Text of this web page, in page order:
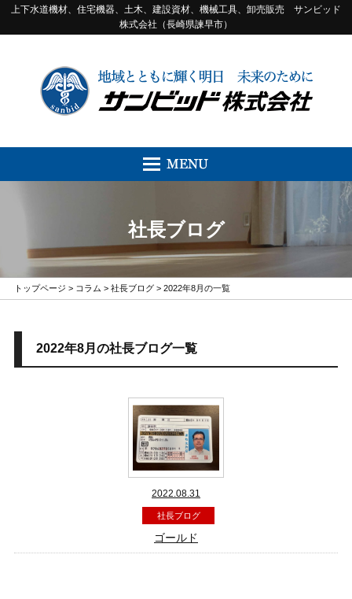
上下水道機材、住宅機器、土木、建設資材、機械工具、卸売販売 サンビッド
株式会社（長崎県諫早市）
社長ブログ
トップページ > コラム > 社長ブログ> 2022年8月の一覧
2022年8月の社長ブログ一覧
2022.08.31
社長ブログ
ゴールド